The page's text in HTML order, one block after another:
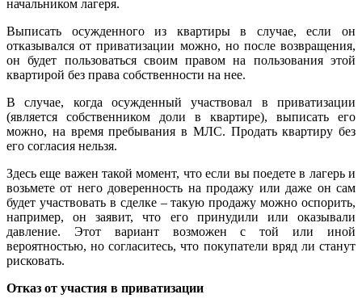
начальником лагеря.
Выписать осужденного из квартиры в случае, если он
отказывался от приватизации можно, но после возвращения,
он будет пользоваться своим правом на пользования этой
квартирой без права собственности на нее.
В случае, когда осужденный участвовал в приватизации
(является собственником доли в квартире), выписать его
можно, на время пребывания в МЛС. Продать квартиру без
его согласия нельзя.
Здесь еще важен такой момент, что если вы поедете в лагерь и
возьмете от него доверенность на продажу или даже он сам
будет участвовать в сделке – такую продажу можно оспорить,
например, он заявит, что его принудили или оказывали
давление. Этот вариант возможен с той или иной
вероятностью, но согласитесь, что покупатели вряд ли станут
рисковать.
Отказ от участия в приватизации